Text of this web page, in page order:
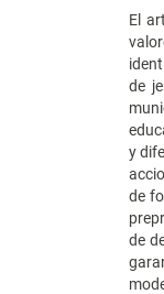
El
de
y
de
de